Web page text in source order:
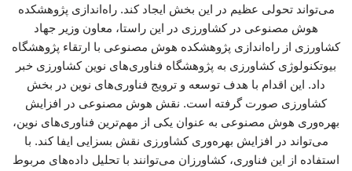
می‌تواند تحولی عظیم در این بخش ایجاد کند. راه‌اندازی پژوهشکده
هوش مصنوعی در کشاورزی در این راستا، معاون وزیر جهاد
کشاورزی از راه‌اندازی پژوهشکده هوش مصنوعی با ارتقاء پژوهشگاه
بیوتکنولوژی کشاورزی به پژوهشگاه فناوری‌های نوین کشاورزی خبر
داد. این اقدام با هدف توسعه و ترویج فناوری‌های نوین در بخش
کشاورزی صورت گرفته است. نقش هوش مصنوعی در افزایش
بهره‌وری هوش مصنوعی به عنوان یکی از مهم‌ترین فناوری‌های نوین،
می‌تواند در افزایش بهره‌وری کشاورزی نقش بسزایی ایفا کند. با
استفاده از این فناوری، کشاورزان می‌توانند با تحلیل داده‌های مربوط